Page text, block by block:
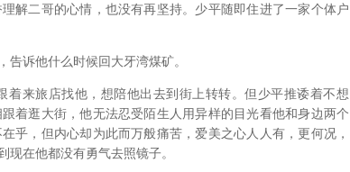
解二哥的心情，也没有再坚持。少平随即住进了一家个体户
诉他什么时候回大牙湾煤矿。
来旅店找他，想陪他出去到街上转转。但少平推诿着不想
着逛大街，他无法忍受陌生人用异样的目光看他和身边两个
乎，但内心却为此而万般痛苦，爱美之心人人有，更何况，
在他都没有勇气去照镜子。